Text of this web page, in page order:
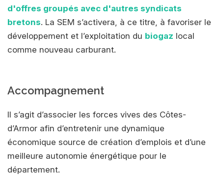
d'offres groupés avec d'autres syndicats
bretons. La SEM s’activera, à ce titre, à favoriser le
développement et l’exploitation du biogaz local
comme nouveau carburant.
Accompagnement
Il s’agit d’associer les forces vives des Côtes-
d’Armor afin d’entretenir une dynamique
économique source de création d’emplois et d’une
meilleure autonomie énergétique pour le
département.